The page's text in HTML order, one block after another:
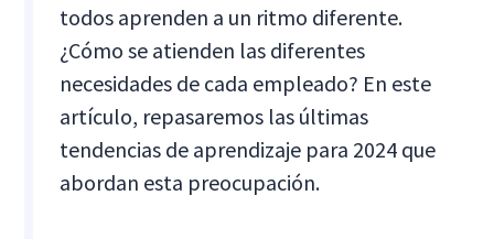
todos aprenden a un ritmo diferente.
¿Cómo se atienden las diferentes
necesidades de cada empleado? En este
artículo, repasaremos las últimas
tendencias de aprendizaje para 2024 que
abordan esta preocupación.